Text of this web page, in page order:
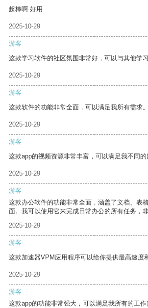
超棒啊 好用
2025-10-29
游客
这款学习软件的社区氛围非常好，可以与其他学
2025-10-29
游客
这款软件的功能非常全面，可以满足我所有需求。
2025-10-29
游客
这款app的视频资源非常丰富，可以满足我不同的
2025-10-29
游客
这款办公软件的功能非常全面，涵盖了文档、表
面。我可以使用它来完成日常办公的所有任务，非
2025-10-29
游客
这款加速器VPM应用程序可以给你提供最高速度
2025-10-29
游客
这款app的功能非常强大，可以满足我所有的工